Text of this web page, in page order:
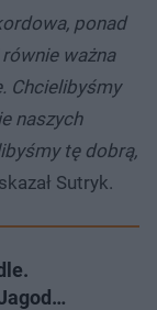
ponad
ważna
Chcielibyśmy
naszych
tę dobrą,
Sutryk.